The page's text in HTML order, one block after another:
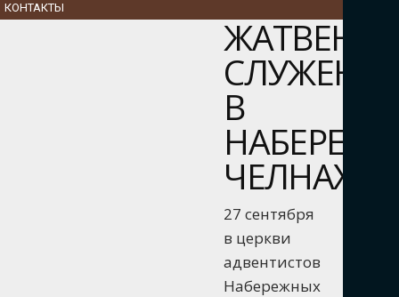
КОНТАКТЫ
В
ЧЕЛНАХ
27 сентября
в церкви
адвентистов
Набережных